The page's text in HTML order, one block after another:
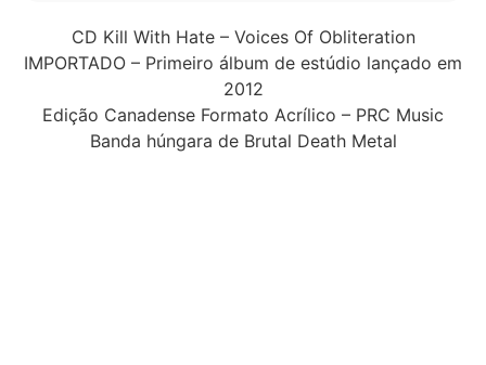
CD Kill With Hate – Voices Of Obliteration
IMPORTADO – Primeiro álbum de estúdio lançado em
2012
Edição Canadense Formato Acrílico – PRC Music
Banda húngara de Brutal Death Metal